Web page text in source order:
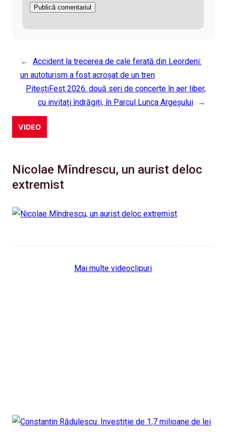
←
Accident la trecerea de cale ferată din Leordeni:
un autoturism a fost acroșat de un tren
PiteștiFest 2026: două seri de concerte în aer liber,
cu invitați îndrăgiți, în Parcul Lunca Argeșului
→
VIDEO
Nicolae Mîndrescu, un aurist deloc
extremist
Mai multe videoclipuri